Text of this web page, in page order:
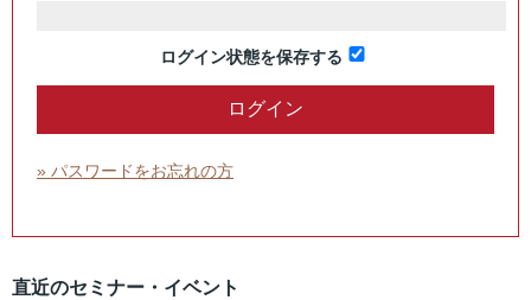
ログイン状態を保存する
» パスワードをお忘れの方
直近のセミナー・イベント